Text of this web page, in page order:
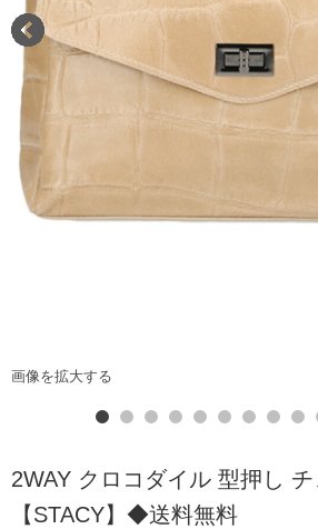
画像を拡大する
2WAY クロコダイル 型押し
【STACY】◆送料無料